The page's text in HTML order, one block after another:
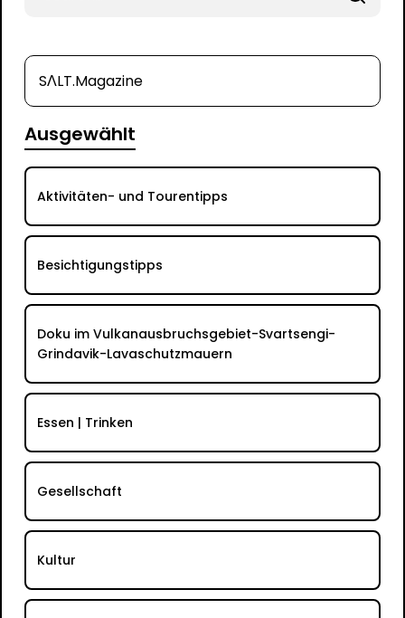
SΛLT.Magazine
Ausgewählt
Aktivitäten- und Tourentipps
Besichtigungstipps
Doku im Vulkanausbruchsgebiet-Svartsengi-
Grindavik-Lavaschutzmauern
Essen | Trinken
Gesellschaft
Kultur